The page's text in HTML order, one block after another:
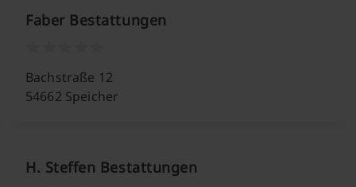
Faber Bestattungen
Bachstraße 12
54662 Speicher
H. Steffen Bestattungen